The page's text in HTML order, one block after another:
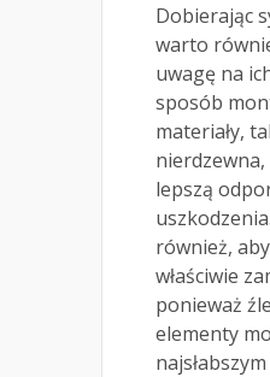
Dobierając
warto
uwagę na
sposób
materiały,
lepszą
również,
właściwie
ponieważ
elementy